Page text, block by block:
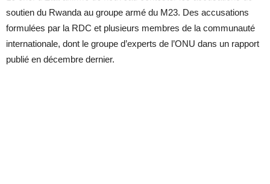
soutien du Rwanda au groupe armé du M23. Des accusations
formulées par la RDC et plusieurs membres de la communauté
internationale, dont le groupe d’experts de l’ONU dans un rapport
publié en décembre dernier.